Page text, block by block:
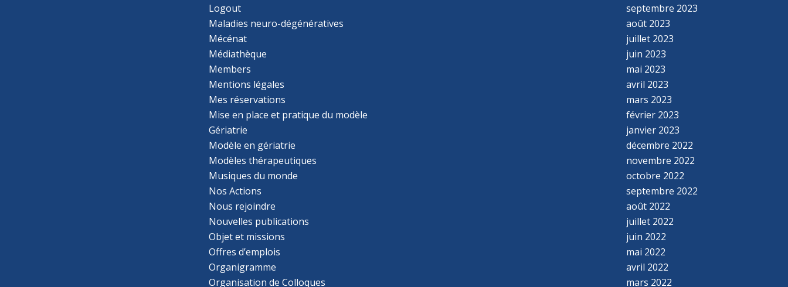
Logout
Maladies neuro-dégénératives
Mécénat
Médiathèque
Members
Mentions légales
Mes réservations
Mise en place et pratique du modèle
Gériatrie
Modèle en gériatrie
Modèles thérapeutiques
Musiques du monde
Nos Actions
Nous rejoindre
Nouvelles publications
Objet et missions
Offres d’emplois
Organigramme
Organisation de Colloques
septembre 2023
août 2023
juillet 2023
juin 2023
mai 2023
avril 2023
mars 2023
février 2023
janvier 2023
décembre 2022
novembre 2022
octobre 2022
septembre 2022
août 2022
juillet 2022
juin 2022
mai 2022
avril 2022
mars 2022